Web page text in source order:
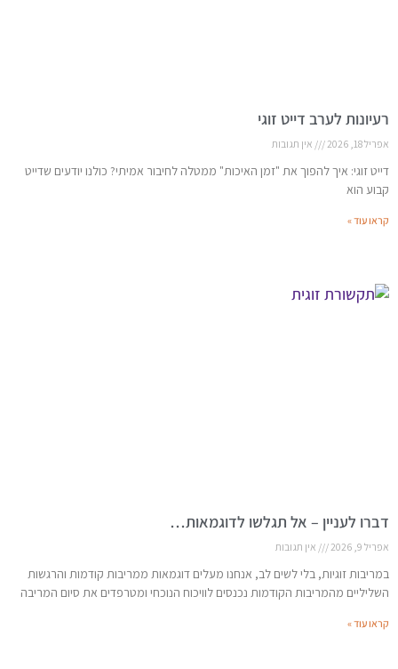
רעיונות לערב דייט זוגי
אפריל 18, 2026 אין תגובות
דייט זוגי: איך להפוך את "זמן האיכות" ממטלה לחיבור אמיתי? כולנו יודעים שדייט
קבוע הוא
קראו עוד »
דברו לעניין – אל תגלשו לדוגמאות…
אפריל 9, 2026 אין תגובות
במריבות זוגיות, בלי לשים לב, אנחנו מעלים דוגמאות ממריבות קודמות והרגשות
השליליים מהמריבות הקודמות נכנסים לוויכוח הנוכחי ומטרפדים את סיום המריבה
קראו עוד »